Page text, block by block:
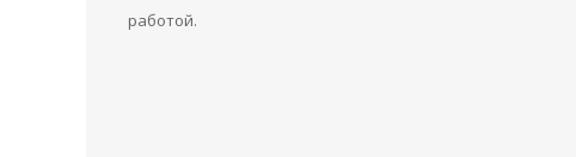
работой.